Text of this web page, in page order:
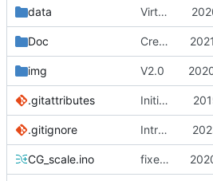
data Virtual weights built in
Doc Create Paypal.png
img V2.0
.gitattributes Initial commit
.gitignore Introduce platformio as build system
CG_scale.ino fixed RAM problems with JSON